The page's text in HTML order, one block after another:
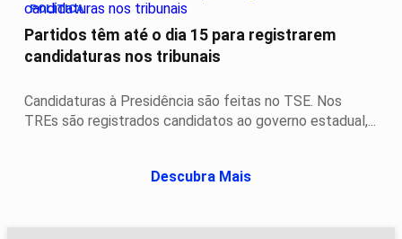
POLÍTICA
Partidos têm até o dia 15 para registrarem
candidaturas nos tribunais
Candidaturas à Presidência são feitas no TSE. Nos
TREs são registrados candidatos ao governo estadual,...
Descubra Mais